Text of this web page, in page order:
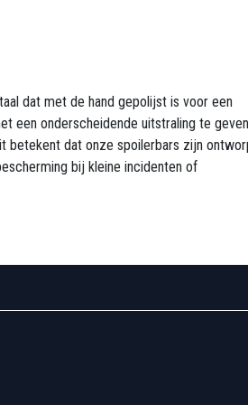
dat met de hand gepolijst is voor een
een onderscheidende uitstraling te
betekent dat onze spoilerbars zijn
bij kleine incidenten of